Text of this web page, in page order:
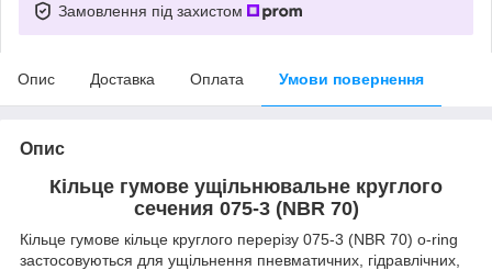
Замовлення під захистом
Опис Доставка Оплата Умови повернення
Опис
Кільце гумове ущільнювальне круглого
сечения 075-3 (NBR 70)
Кільце гумове кільце круглого перерізу 075-3 (NBR 70) o-ring
застосовуються для ущільнення пневматичних, гідравлічних,